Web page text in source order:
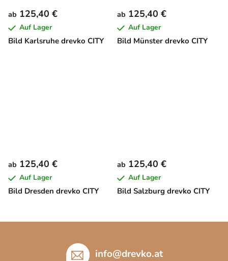
Bild Karlsruhe drevko CITY
ab 125,40 €
Auf Lager
Bild Münster drevko CITY
ab 125,40 €
Auf Lager
Bild Dresden drevko CITY
ab 125,40 €
Auf Lager
Bild Salzburg drevko CITY
ab 125,40 €
Auf Lager
info@drevko.at